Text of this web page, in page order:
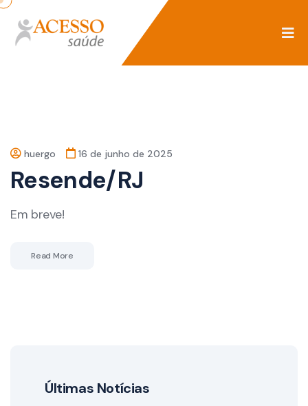
huergo 16 de junho de 2025
Resende/RJ
Em breve!
Read More
Últimas Notícias